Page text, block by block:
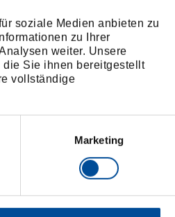
soziale Medien anbieten zu
zu Ihrer
weiter. Unsere
die Sie ihnen bereitgestellt
vollständige
Marketing